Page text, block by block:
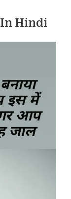
Hindi